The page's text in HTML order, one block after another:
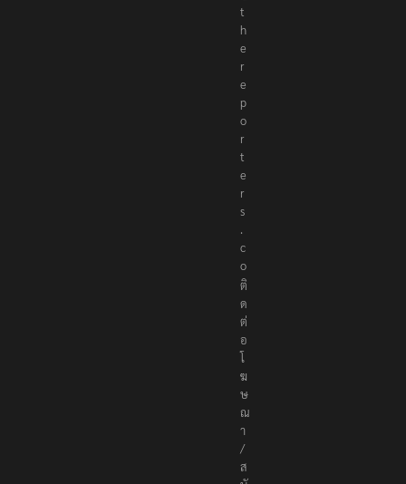
t
h
e
r
e
p
o
r
t
e
r
s
.
c
o
ติ
ด
ต่
อ
โ
ฆ
ษ
ณ
า
/
ส